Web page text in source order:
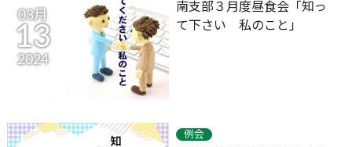
03月
13
2024
南支部３月度昼食会「知っ
て下さい 私のこと」
例会